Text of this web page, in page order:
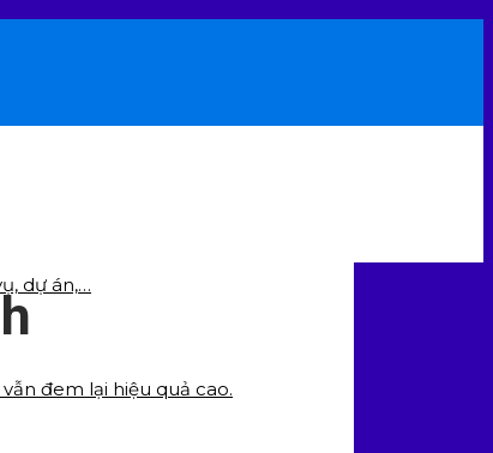
dự án,…
đem lại hiệu quả cao.